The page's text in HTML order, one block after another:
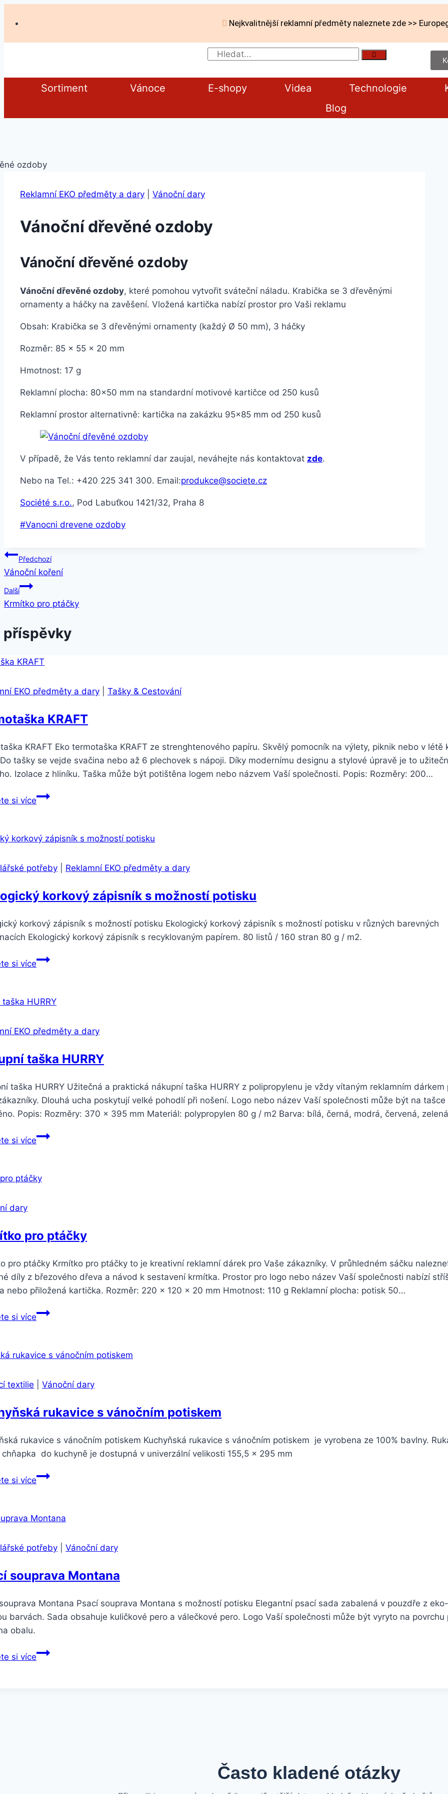
Nejkvalitnější reklamní předměty naleznete zde >>
Sortiment Vánoce E-shopy Videa Technologie
Blog
Reklamní EKO předměty a dary Vánoční dary
Vánoční dřevěné ozdoby
Vánoční dřevěné ozdoby
Vánoční dřevěné ozdoby, které pomohou vytvořit sváteční náladu. Krabička se 3 dřevěnými
ornamenty a háčky na zavěšení. Vložená kartička nabízí prostor pro Vaši reklamu
Obsah: Krabička se 3 dřevěnými ornamenty (každý Ø 50 mm), 3 háčky
Rozměr: 85 x 55 x 20 mm
Hmotnost: 17 g
Reklamní plocha: 80×50 mm na standardní motivové kartičce od 250 kusů
Reklamní prostor alternativně: kartička na zakázku 95×85 mm od 250 kusů
V případě, že Vás tento reklamní dar zaujal, neváhejte nás kontaktovat zde.
Nebo na Tel.: +420 225 341 300. Email:produkce@societe.cz
Société s.r.o., Pod Labuťkou 1421/32, Praha 8
#Vanocni drevene ozdoby
Předchozí
Vánoční koření
Další
Krmítko pro ptáčky
příspěvky
EKO předměty a dary Tašky & Cestování
KRAFT
KRAFT Eko termotaška KRAFT ze strenghtenového papíru. Skvělý pomocník na výlety, piknik nebo v létě
tašky se vejde svačina nebo až 6 plechovek s nápoji. Díky modernímu designu a stylové úpravě je to
Izolace z hliníku. Taška může být potištěna logem nebo názvem Vaší společnosti. Popis: Rozměry: 200…
si více
potřeby Reklamní EKO předměty a dary
korkový zápisník s možností potisku
korkový zápisník s možností potisku Ekologický korkový zápisník s možností potisku v různých barevných
Ekologický korkový zápisník s recyklovaným papírem. 80 listů / 160 stran 80 g / m2.
si více
EKO předměty a dary
taška HURRY
taška HURRY Užitečná a praktická nákupní taška HURRY z polipropylenu je vždy vítaným reklamním dárkem
Dlouhá ucha poskytují velké pohodlí při nošení. Logo nebo název Vaší společnosti může být na tašce
Popis: Rozměry: 370 x 395 mm Materiál: polypropylen 80 g / m2 Barva: bílá, černá, modrá, červená,
si více
dary
pro ptáčky
pro ptáčky Krmítko pro ptáčky to je kreativní reklamní dárek pro Vaše zákazníky. V průhledném sáčku
díly z březového dřeva a návod k sestavení krmítka. Prostor pro logo nebo název Vaší společnosti nabízí
nebo přiložená kartička. Rozměr: 220 x 120 x 20 mm Hmotnost: 110 g Reklamní plocha: potisk 50…
si více
textilie Vánoční dary
rukavice s vánočním potiskem
rukavice s vánočním potiskem Kuchyňská rukavice s vánočním potiskem je vyrobena ze 100% bavlny.
do kuchyně je dostupná v univerzální velikosti 155,5 x 295 mm
si více
potřeby Vánoční dary
souprava Montana
Montana Psací souprava Montana s možností potisku Elegantní psací sada zabalená v pouzdře z
barvách. Sada obsahuje kuličkové pero a válečkové pero. Logo Vaší společnosti může být vyryto na povrchu
obalu.
si více
Často kladené otázky